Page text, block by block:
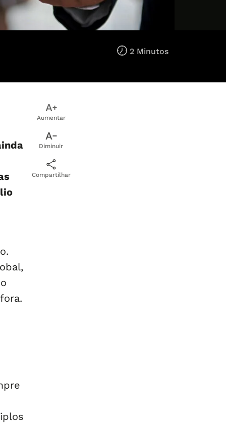
2 Minutos
Aumentar
Diminuir
Compartilhar